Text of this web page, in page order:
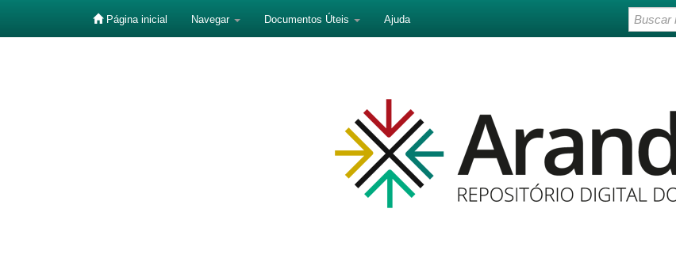
Página inicial Navegar Documentos Úteis Ajuda